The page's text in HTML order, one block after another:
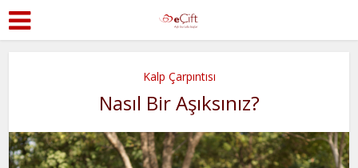
Kalp Çarpıntısı
Nasıl Bir Aşıksınız?